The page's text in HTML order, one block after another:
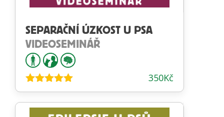
SEPARAČNÍ ÚZKOST U PSA
VIDEOSEMINÁŘ
Hodnocení
350Kč